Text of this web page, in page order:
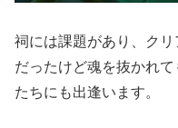
祠には課題があり、ク
だったけど魂を抜かれ
たちにも出逢います。